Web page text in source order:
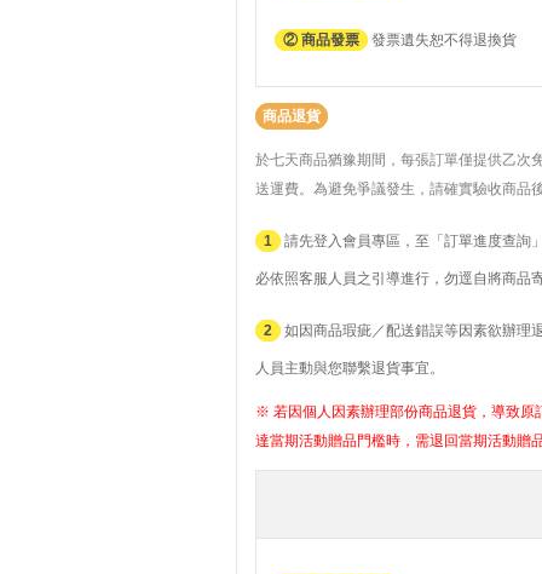
② 商品發票 發票遺失恕不得退換貨
商品退貨
於七天商品猶豫期間，每張訂單僅提供乙次
送運費。 為避免爭議發生，請確實驗收商品
1 請先登入會員專區，至「訂單進度查詢
必依照客服人員之引導進行，勿逕自將商品
2 如因商品瑕疵／配送錯誤等因素欲辦理
人員主動與您聯繫退貨事宜。
※ 若因個人因素辦理部份商品退貨，導致原
達當期活動贈品門檻時，需退回當期活動贈